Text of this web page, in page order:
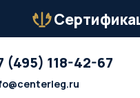
(495) 118-42-67